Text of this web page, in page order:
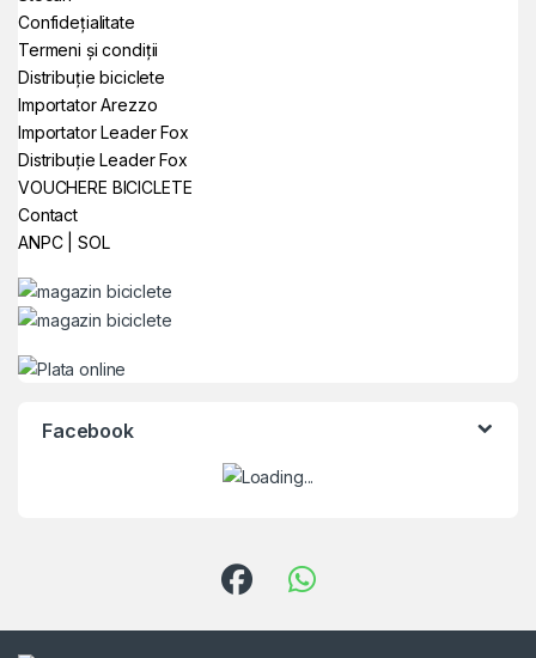
Confidețialitate
Termeni și condiții
Distribuție biciclete
Importator Arezzo
Importator Leader Fox
Distribuție Leader Fox
VOUCHERE BICICLETE
Contact
ANPC|SOL
Facebook